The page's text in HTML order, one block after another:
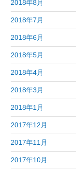
2018年8月
2018年7月
2018年6月
2018年5月
2018年4月
2018年3月
2018年1月
2017年12月
2017年11月
2017年10月